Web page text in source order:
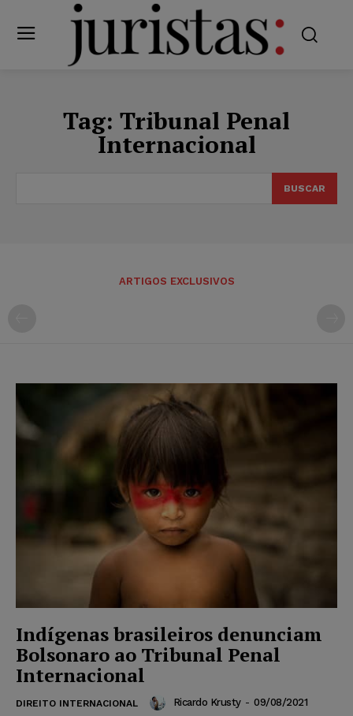
Tag: Tribunal Penal
Internacional
BUSCAR
ARTIGOS EXCLUSIVOS
Indígenas brasileiros denunciam
Bolsonaro ao Tribunal Penal
Internacional
DIREITO INTERNACIONAL Ricardo Krusty - 09/08/2021